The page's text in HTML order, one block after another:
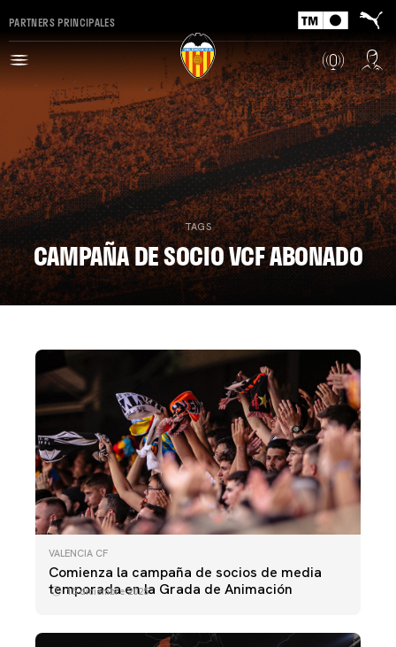
PARTNERS PRINCIPALES
TAGS
CAMPAÑA DE SOCIO VCF ABONADO
VALENCIA CF
Comienza la campaña de socios de media
temporada en la Grada de Animación
15 diciembre 2025